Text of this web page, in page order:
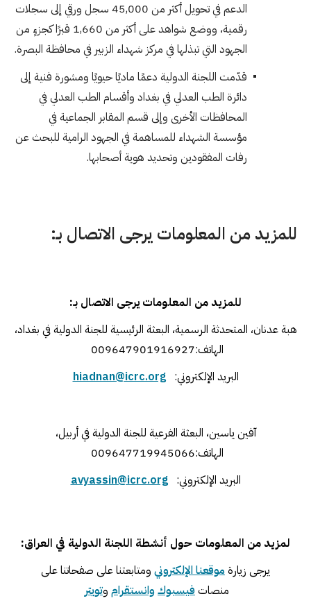
الدعم في تحويل أكثر من 45,000 سجل ورقي إلى سجلات
رقمية، ووضع شواهد على أكثر من 1,660 قبرًا كجزءٍ من
الجهود التي تبذلها في مركز شهداء الزبير في محافظة البصرة.
قدّمت اللجنة الدولية دعمًا ماديًا حيويًا ومشورة فنية إلى
دائرة الطب العدلي في بغداد وأقسام الطب العدلي في
المحافظات الأخرى وإلى قسم المقابر الجماعية في
مؤسسة الشهداء للمساهمة في الجهود الرامية للبحث عن
رفات المفقودين وتحديد هوية أصحابها.
للمزيد من المعلومات يرجى الاتصال بـ:
للمزيد من المعلومات يرجى الاتصال بـ:
هبة عدنان، المتحدثة الرسمية، البعثة الرئيسية للجنة الدولية في بغداد،
الهاتف:009647901916927
البريد الإلكتروني: hiadnan@icrc.org
آفين ياسين، البعثة الفرعية للجنة الدولية في أربيل،
الهاتف:009647719945066
البريد الإلكتروني: avyassin@icrc.org
لمزيد من المعلومات حول أنشطة اللجنة الدولية في العراق:
يرجى زيارةموقعنا الإلكتروني ومتابعتنا على صفحاتنا على
منصات فيسبوكوانستقرام وتويتر